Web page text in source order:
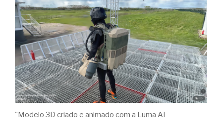
"Modelo 3D criado e animado com a Luma AI